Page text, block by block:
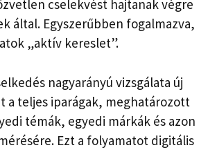
cselekvést hajtanak végre
által. Egyszerűbben fogalmazva,
„aktív kereslet”.
nagyarányú vizsgálata új
a teljes iparágak, meghatározott
témák, egyedi márkák és azon
Ezt a folyamatot digitális